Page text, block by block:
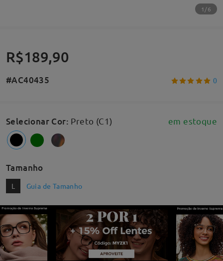
1/6
R$189,90
#AC40435 0
Selecionar Cor: Preto (C1) em estoque
Tamanho
L Guia de Tamanho